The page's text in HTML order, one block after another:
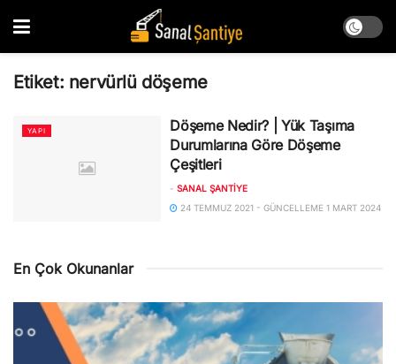
Etiket: nervürlü döşeme
YAPI
Döşeme Nedir? | Yük Taşıma
Durumlarına Göre Döşeme
Çeşitleri
- SANAL ŞANTIYE
24 TEMMUZ 2021 - GÜNCELLEME 1 MART 2024
En Çok Okunanlar